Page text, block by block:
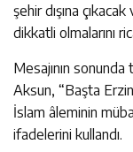
şehir dışına
dikkatli olmalarını
Mesajının
Aksun, “Başta
İslam âleminin
ifadelerini kullandı.